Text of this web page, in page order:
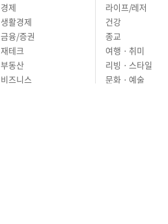
경제
경제
생활경제
금융/증권
재테크
라이프
라이프/레저
건강
종교
여행 · 취미